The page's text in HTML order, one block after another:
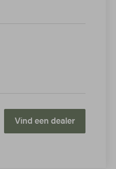
Vind een dealer